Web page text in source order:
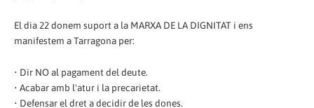
El dia 22 donem suport a la MARXA DE LA DIGNITAT i ens
manifestem a Tarragona per:
• Dir NO al pagament del deute.
• Acabar amb l'atur i la precarietat.
• Defensar el dret a decidir de les dones.